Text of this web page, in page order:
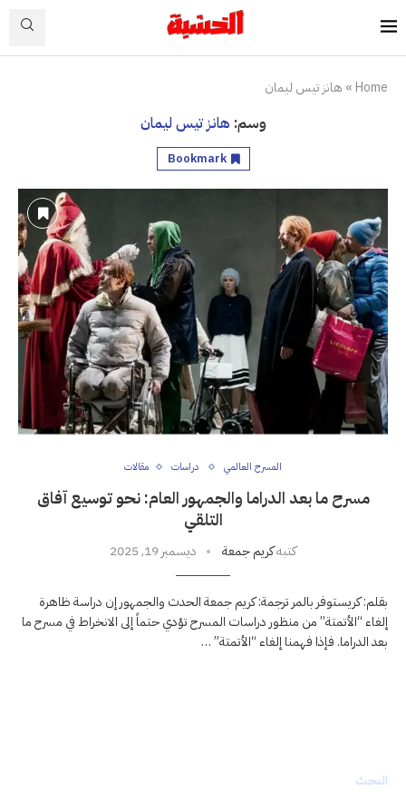
Home
» هانز تيس ليمان
وسم: هانز تيس ليمان
Bookmark
المسرح العالمي دراسات مقالات
مسرح ما بعد الدراما والجمهور العام: نحو توسيع آفاق
التلقي
كتبهكريم جمعة ديسمبر 19, 2025
بقلم: كريستوفر بالمر ترجمة: كريم جمعة الحدث والجمهور إن دراسة ظاهرة
إلغاء “الأتمتة” من منظور دراسات المسرح تؤدي حتماً إلى الانخراط في مسرح ما
بعد الدراما. فإذا فهمنا إلغاء “الأتمتة” …
البحث